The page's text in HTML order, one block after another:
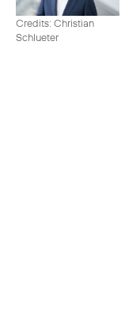
Credits: Christian
Schlueter